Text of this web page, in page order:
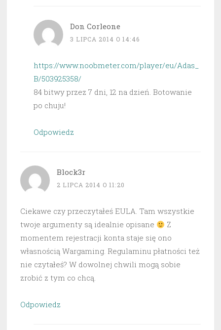
Don Corleone
3 LIPCA 2014 O 14:46
https://www.noobmeter.com/player/eu/Adas_
B/503925358/
84 bitwy przez 7 dni, 12 na dzień. Botowanie
po chuju!
Odpowiedz
Block3r
2 LIPCA 2014 O 11:20
Ciekawe czy przeczytałeś EULA. Tam wszystkie
twoje argumenty są idealnie opisane
Z
momentem rejestracji konta staje się ono
własnością Wargaming. Regulaminu płatności też
nie czytałeś? W dowolnej chwili mogą sobie
zrobić z tym co chcą.
Odpowiedz